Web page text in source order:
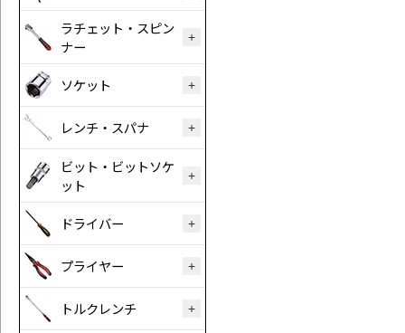
ラチェット・スピン
ナー
ソケット
レンチ・スパナ
ビット・ビットソケ
ット
ドライバー
プライヤー
トルクレンチ